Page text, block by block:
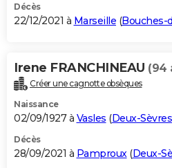
Décès
22/12/2021 à Marseille (Bouches-
Irene FRANCHINEAU (94
Créer une cagnotte obsèques
Naissance
02/09/1927 à Vasles (Deux-Sèvres
Décès
28/09/2021 à Pamproux(Deux-